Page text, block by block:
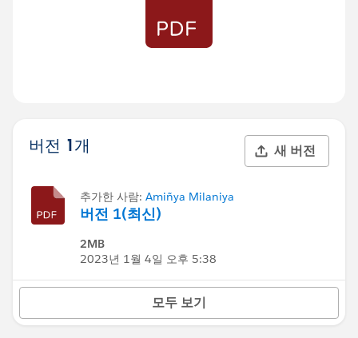
버전 1개 새 버전
추가한 사람: Amiñya Milaniya
버전 1(최신)
2MB
2023년 1월 4일 오후 5:38
모두 보기